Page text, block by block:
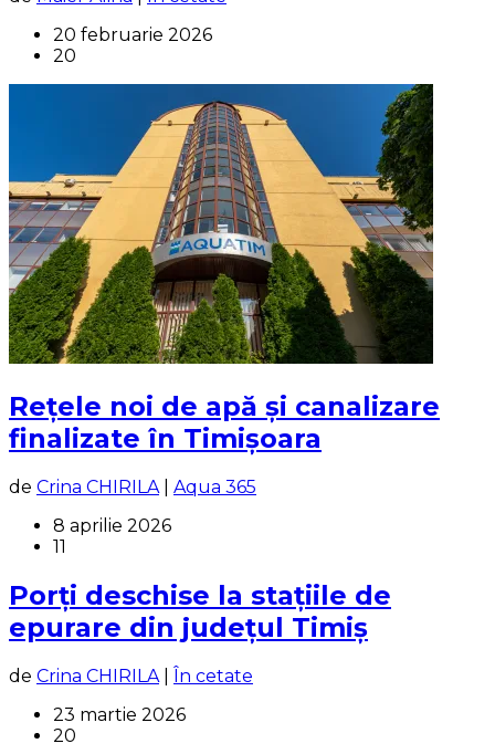
20 februarie 2026
20
Rețele noi de apă și canalizare
finalizate în Timișoara
de Crina CHIRILA| Aqua 365
8 aprilie 2026
11
Porți deschise la stațiile de
epurare din județul Timiș
de Crina CHIRILA| În cetate
23 martie 2026
20